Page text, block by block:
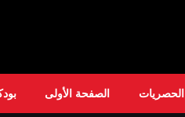
الحصريات الصفحة الأولى